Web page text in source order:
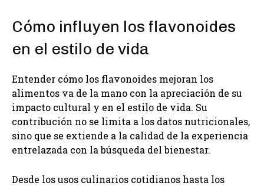
Cómo influyen los flavonoides
en el estilo de vida
Entender cómo los flavonoides mejoran los
alimentos va de la mano con la apreciación de su
impacto cultural y en el estilo de vida. Su
contribución no se limita a los datos nutricionales,
sino que se extiende a la calidad de la experiencia
entrelazada con la búsqueda del bienestar.
Desde los usos culinarios cotidianos hasta los